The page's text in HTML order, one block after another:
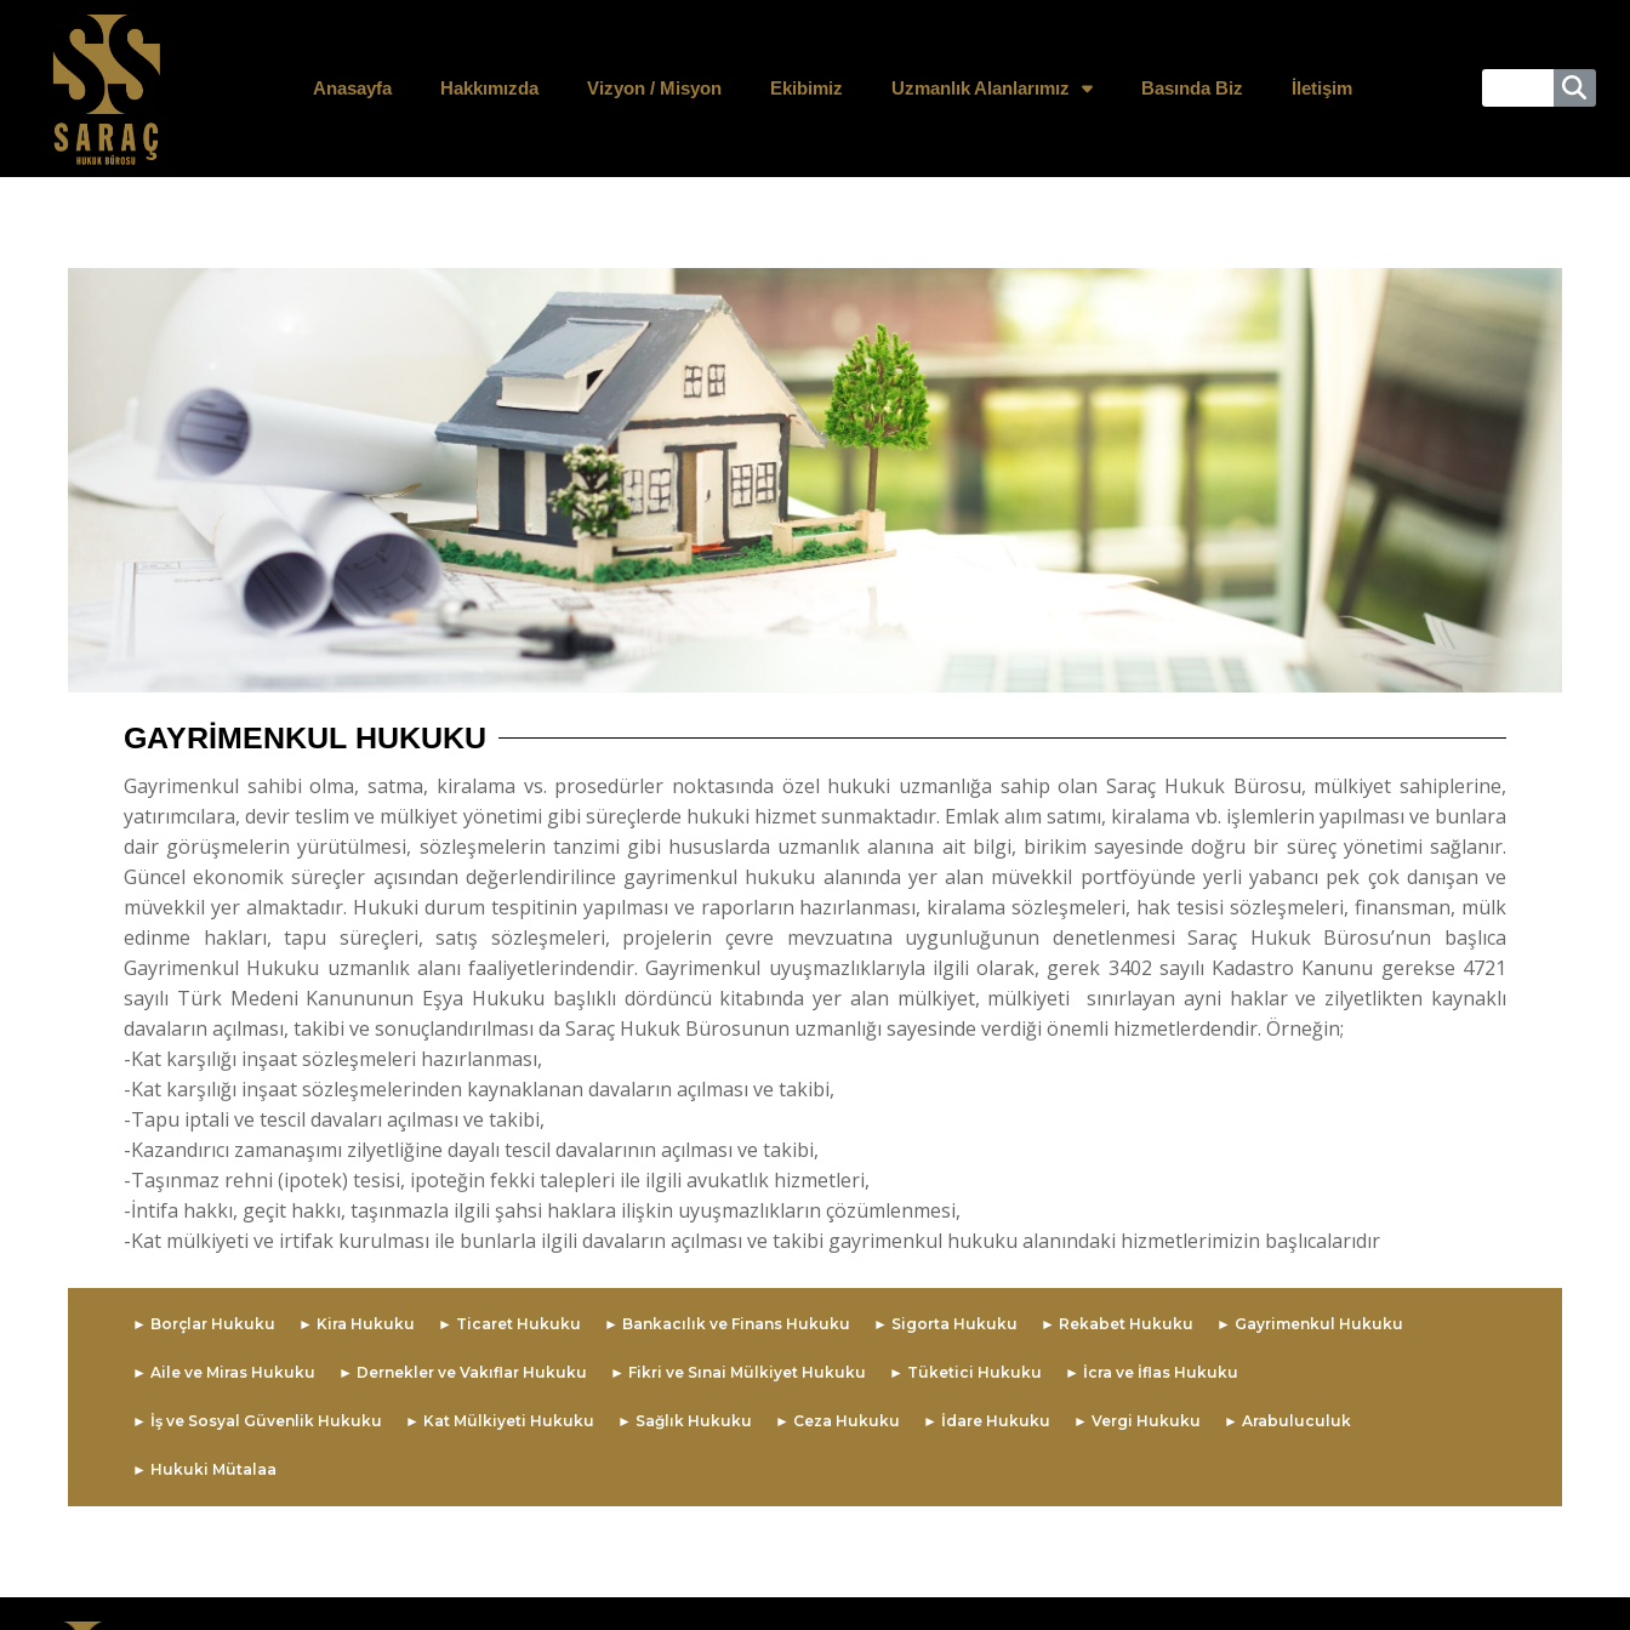
Anasayfa Hakkımızda Vizyon / Misyon Ekibimiz Uzmanlık Alanlarımız Basında Biz İletişim
GAYRIMENKUL HUKUKU
Gayrimenkul sahibi olma, satma, kiralama vs. prosedürler noktasında özel hukuki uzmanlığa sahip olan Saraç Hukuk Bürosu, mülkiyet sahiplerine,
yatırımcılara, devir teslim ve mülkiyet yönetimi gibi süreçlerde hukuki hizmet sunmaktadır. Emlak alım satımı, kiralama vb. işlemlerin yapılması ve bunlara
dair görüşmelerin yürütülmesi, sözleşmelerin tanzimi gibi hususlarda uzmanlık alanına ait bilgi, birikim sayesinde doğru bir süreç yönetimi sağlanır.
Güncel ekonomik süreçler açısından değerlendirilince gayrimenkul hukuku alanında yer alan müvekkil portföyünde yerli yabancı pek çok danışan ve
müvekkil yer almaktadır. Hukuki durum tespitinin yapılması ve raporların hazırlanması, kiralama sözleşmeleri, hak tesisi sözleşmeleri, finansman, mülk
edinme hakları, tapu süreçleri, satış sözleşmeleri, projelerin çevre mevzuatına uygunluğunun denetlenmesi Saraç Hukuk Bürosu’nun başlıca
Gayrimenkul Hukuku uzmanlık alanı faaliyetlerindendir. Gayrimenkul uyuşmazlıklarıyla ilgili olarak, gerek 3402 sayılı Kadastro Kanunu gerekse 4721
sayılı Türk Medeni Kanununun Eşya Hukuku başlıklı dördüncü kitabında yer alan mülkiyet, mülkiyeti sınırlayan ayni haklar ve zilyetlikten kaynaklı
davaların açılması, takibi ve sonuçlandırılması da Saraç Hukuk Bürosunun uzmanlığı sayesinde verdiği önemli hizmetlerdendir. Örneğin;
-Kat karşılığı inşaat sözleşmeleri hazırlanması,
-Kat karşılığı inşaat sözleşmelerinden kaynaklanan davaların açılması ve takibi,
-Tapu iptali ve tescil davaları açılması ve takibi,
-Kazandırıcı zamanaşımı zilyetliğine dayalı tescil davalarının açılması ve takibi,
-Taşınmaz rehni (ipotek) tesisi, ipoteğin fekki talepleri ile ilgili avukatlık hizmetleri,
-İntifa hakkı, geçit hakkı, taşınmazla ilgili şahsi haklara ilişkin uyuşmazlıkların çözümlenmesi,
-Kat mülkiyeti ve irtifak kurulması ile bunlarla ilgili davaların açılması ve takibi gayrimenkul hukuku alanındaki hizmetlerimizin başlıcalarıdır
► Borçlar Hukuku ► Kira Hukuku ► Ticaret Hukuku ► Bankacılık ve Finans Hukuku ► Sigorta Hukuku ► Rekabet Hukuku ► Gayrimenkul Hukuku
► Aile ve Miras Hukuku ► Dernekler ve Vakıflar Hukuku ► Fikri ve Sınai Mülkiyet Hukuku ► Tüketici Hukuku ► İcra ve İflas Hukuku
► İş ve Sosyal Güvenlik Hukuku ► Kat Mülkiyeti Hukuku ► Sağlık Hukuku ► Ceza Hukuku ► İdare Hukuku ► Vergi Hukuku ► Arabuluculuk
► Hukuki Mütalaa